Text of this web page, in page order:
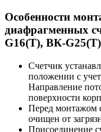
Особенности
диафрагменных
G16(T), ВК-
Счетчик
положении с
Направление
поверхности
Перед монтажом
очищен от
Присоединение